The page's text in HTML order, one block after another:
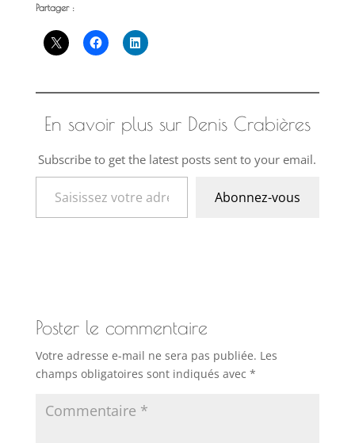
Partager :
En savoir plus sur Denis Crabières
Subscribe to get the latest posts sent to your email.
Saisissez votre adresse e-mail…
Abonnez-vous
Poster le commentaire
Votre adresse e-mail ne sera pas publiée. Les
champs obligatoires sont indiqués avec *